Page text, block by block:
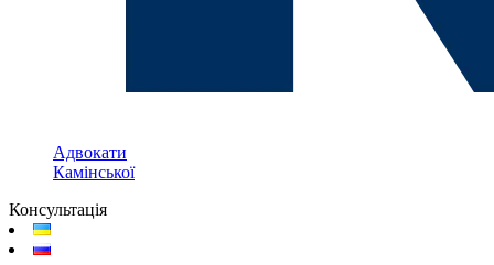
Адвокати
Камінської
Консультація